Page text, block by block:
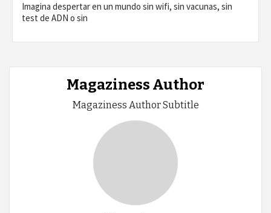
Imagina despertar en un mundo sin wifi, sin vacunas, sin
test de ADN o sin
Magaziness Author
Magaziness Author Subtitle